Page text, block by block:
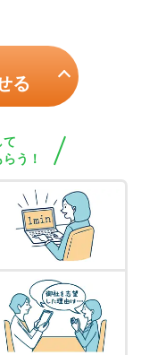
る
て
う！